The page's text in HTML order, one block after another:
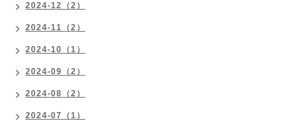
2024-12（2）
2024-11（2）
2024-10（1）
2024-09（2）
2024-08（2）
2024-07（1）